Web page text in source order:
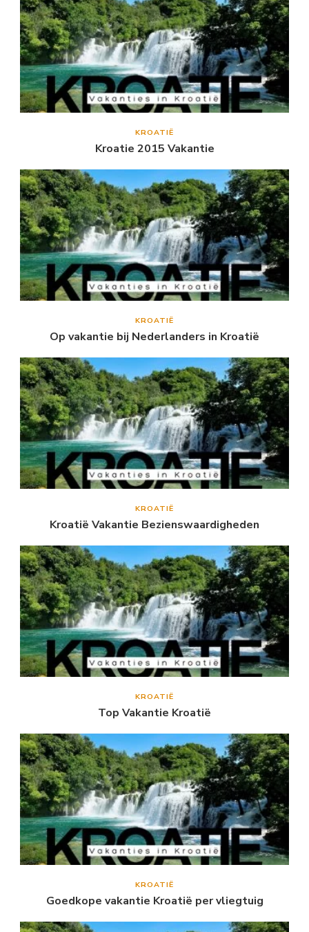
KROATIË
Kroatie 2015 Vakantie
KROATIË
Op vakantie bij Nederlanders in Kroatië
KROATIË
Kroatië Vakantie Bezienswaardigheden
KROATIË
Top Vakantie Kroatië
KROATIË
Goedkope vakantie Kroatië per vliegtuig